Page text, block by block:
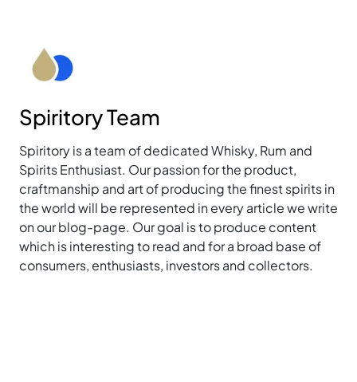
Spiritory Team
Spiritory is a team of dedicated Whisky, Rum and
Spirits Enthusiast. Our passion for the product,
craftmanship and art of producing the finest spirits in
the world will be represented in every article we write
on our blog-page. Our goal is to produce content
which is interesting to read and for a broad base of
consumers, enthusiasts, investors and collectors.